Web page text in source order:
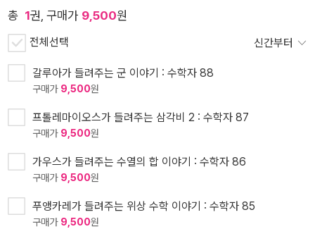
총 1권, 구매가 9,500원
전체선택 신간부터
갈루아가 들려주는 군 이야기 : 수학자 88
구매가 9,500원
프톨레마이오스가 들려주는 삼각비 2 : 수학자 87
구매가 9,500원
가우스가 들려주는 수열의 합 이야기 : 수학자 86
구매가 9,500원
푸앵카레가 들려주는 위상 수학 이야기 : 수학자 85
구매가 9,500원